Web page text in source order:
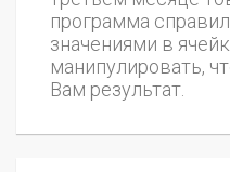
программа
значениями в
манипулировать,
Вам результат.